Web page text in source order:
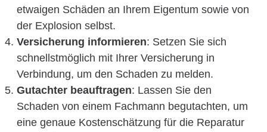
etwaigen Schäden an Ihrem Eigentum sowie von
der Explosion selbst.
Versicherung informieren: Setzen Sie sich
schnellstmöglich mit Ihrer Versicherung in
Verbindung, um den Schaden zu melden.
Gutachter beauftragen: Lassen Sie den
Schaden von einem Fachmann begutachten, um
eine genaue Kostenschätzung für die Reparatur